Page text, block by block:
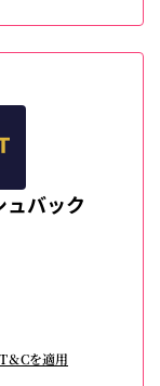
ュバック
T＆Cを適用